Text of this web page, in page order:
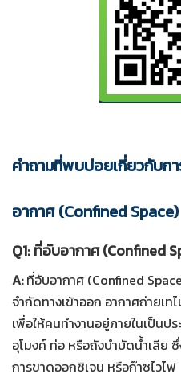
คำถามที่พบบ่อยเกี่ยวกับก
อากาศ (Confined Space)
Q1: ที่อับอากาศ (Confined
A:ที่อับอากาศ (Confined
จำกัดทางเข้าออก อากาศถ่ายเท
เพื่อให้คนทำงานอยู่ภายในเป็นป
อุโมงค์ ท่อ หรือถังบำบัดน้ำเสีย
การขาดออกซิเจน หรือก๊าซไวไฟ